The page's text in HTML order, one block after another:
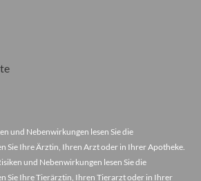
und Nebenwirkungen lesen Sie die
Sie Ihre Ärztin, Ihren Arzt oder in Ihrer Apotheke.
und Nebenwirkungen lesen Sie die
Sie Ihre Tierärztin, Ihren Tierarzt oder in Ihrer